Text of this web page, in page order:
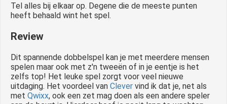
Tel alles bij elkaar op. Degene die de meeste punten
heeft behaald wint het spel.
Review
Dit spannende dobbelspel kan je met meerdere mensen
spelen maar ook met z'n tweeën of in je eentje is het
zelfs top! Het leuke spel zorgt voor veel nieuwe
uitdaging. Het voordeel van Clever vind ik dat je, net als
met Qwixx, ook een zet mag doen als een andere speler